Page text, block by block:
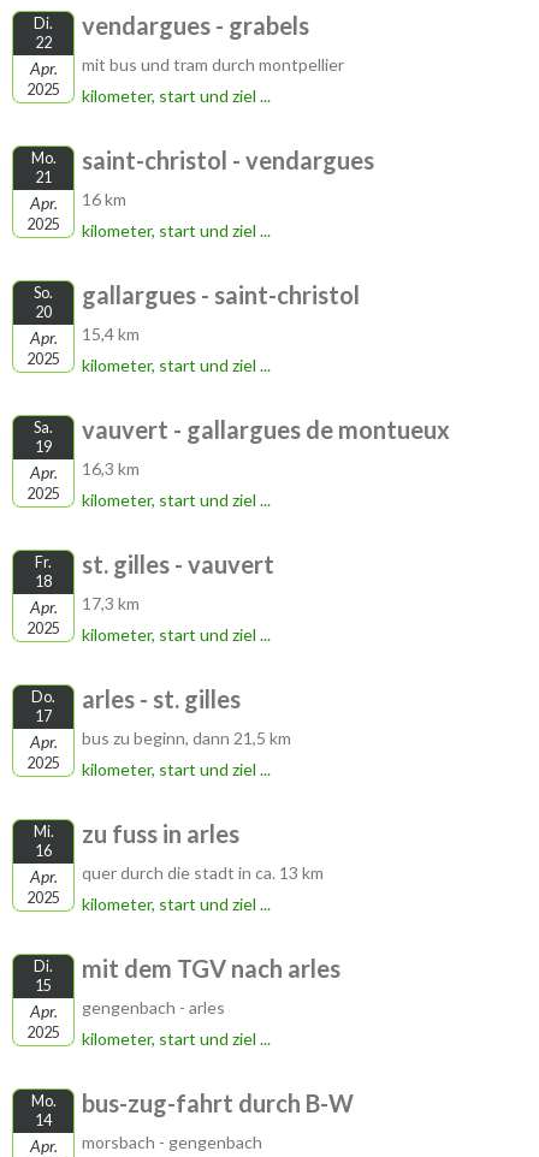
Di.
22
Apr.
2025
vendargues - grabels
mit bus und tram durch montpellier
kilometer, start und ziel ...
Mo.
21
Apr.
2025
saint-christol - vendargues
16 km
kilometer, start und ziel ...
So.
20
Apr.
2025
gallargues - saint-christol
15,4 km
kilometer, start und ziel ...
Sa.
19
Apr.
2025
vauvert - gallargues de montueux
16,3 km
kilometer, start und ziel ...
Fr.
18
Apr.
2025
st. gilles - vauvert
17,3 km
kilometer, start und ziel ...
Do.
17
Apr.
2025
arles - st. gilles
bus zu beginn, dann 21,5 km
kilometer, start und ziel ...
Mi.
16
Apr.
2025
zu fuss in arles
quer durch die stadt in ca. 13 km
kilometer, start und ziel ...
Di.
15
Apr.
2025
mit dem TGV nach arles
gengenbach - arles
kilometer, start und ziel ...
Mo.
14
Apr.
bus-zug-fahrt durch B-W
morsbach - gengenbach